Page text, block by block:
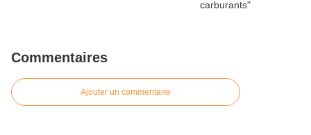
Commentaires
Ajouter un commentaire